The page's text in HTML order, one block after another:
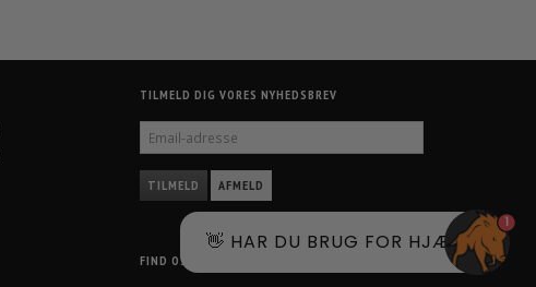
TILMELD DIG VORES NYHEDSBREV
ADRESSE
TILMELD AFMELD
FIND OS PÅ
👋 HAR DU BRUG FOR HJÆLP?
1